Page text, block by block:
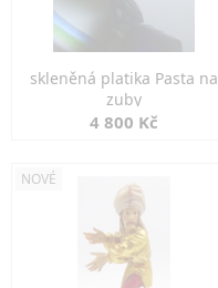
skleněná platika Pasta na
zuby
4 800 Kč
NOVÉ